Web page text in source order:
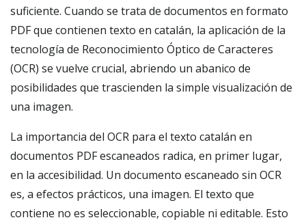
suficiente. Cuando se trata de documentos en formato
PDF que contienen texto en catalán, la aplicación de la
tecnología de Reconocimiento Óptico de Caracteres
(OCR) se vuelve crucial, abriendo un abanico de
posibilidades que trascienden la simple visualización de
una imagen.
La importancia del OCR para el texto catalán en
documentos PDF escaneados radica, en primer lugar,
en la accesibilidad. Un documento escaneado sin OCR
es, a efectos prácticos, una imagen. El texto que
contiene no es seleccionable, copiable ni editable. Esto